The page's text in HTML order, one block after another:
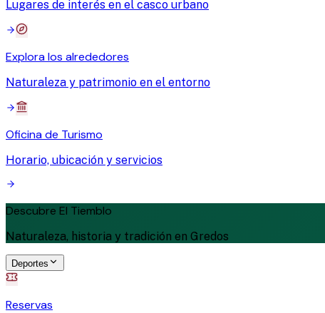
Lugares de interés en el casco urbano
Explora los alrededores
Naturaleza y patrimonio en el entorno
Oficina de Turismo
Horario, ubicación y servicios
Descubre El Tiemblo
Naturaleza, historia y tradición en Gredos
Deportes
Reservas